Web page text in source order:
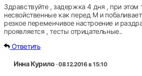
Здравствуйте , задержка 4 дня , при этом
несвойственные как перед М и
резкое переменчивое настроение и
проявляется , тесты отрицательные..
Ответить
Инна Курило· 08.12.2016 в 15:10